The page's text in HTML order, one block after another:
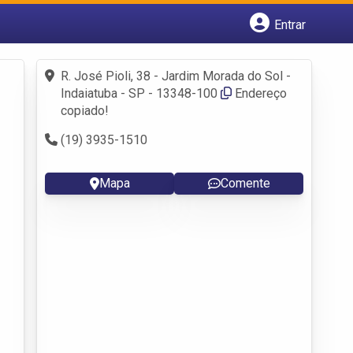
Entrar
Fazer login
Criar conta
R. José Pioli, 38 - Jardim Morada do Sol -
Indaiatuba - SP - 13348-100
Endereço
copiado!
(19) 3935-1510
Mapa Comente